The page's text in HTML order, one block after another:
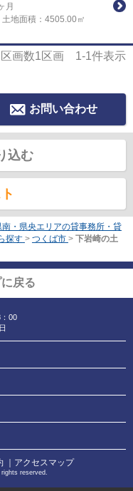
月
地面積：4505.00㎡
画数1区画 1-1件表示
お問い合わせ
込む
・県央エリアの貸事務所・貸
探す > つくば市 > 下岩崎の土
戻る
00
｜アクセスマップ
reserved.